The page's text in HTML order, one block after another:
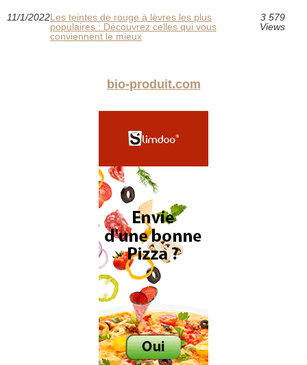
11/1/2022Les teintes de rouge à lèvres les plus
populaires : Découvrez celles qui vous
conviennent le mieux
3 579
Views
bio-produit.com